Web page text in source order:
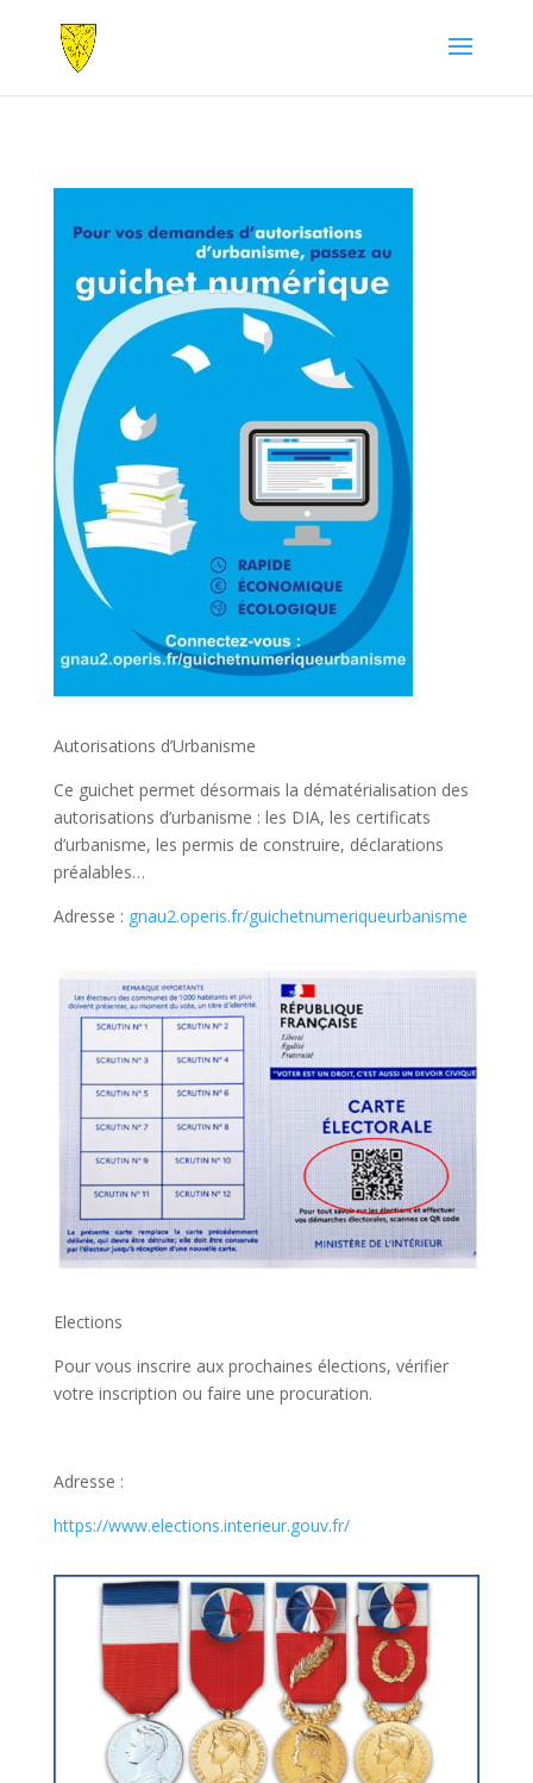
Autorisations d’Urbanisme
Ce guichet permet désormais la dématérialisation des
autorisations d’urbanisme : les DIA, les certificats
d’urbanisme, les permis de construire, déclarations
préalables…
Adresse : gnau2.operis.fr/guichetnumeriqueurbanisme
Elections
Pour vous inscrire aux prochaines élections, vérifier
votre inscription ou faire une procuration.
Adresse :
https://www.elections.interieur.gouv.fr/